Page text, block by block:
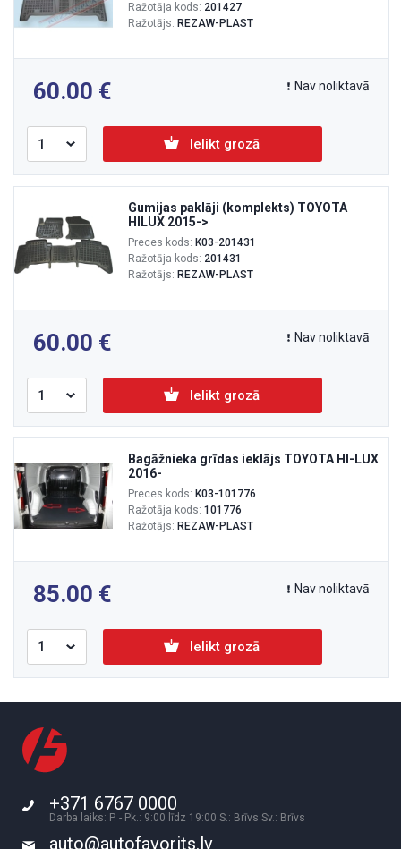
Ražotāja kods: 201427
Ražotājs: REZAW-PLAST
60.00 Nav noliktavā
Ielikt grozā
Gumijas paklāji (komplekts) TOYOTA
HILUX 2015->
Preces kods: K03-201431
Ražotāja kods: 201431
Ražotājs: REZAW-PLAST
60.00 Nav noliktavā
Ielikt grozā
Bagāžnieka grīdas ieklājs TOYOTA HI-LUX
2016-
Preces kods: K03-101776
Ražotāja kods: 101776
Ražotājs: REZAW-PLAST
85.00 Nav noliktavā
Ielikt grozā
+371 6767 0000
Darba laiks: P. - Pk.: 9:00 līdz 19:00 S.: Brīvs Sv.: Brīvs
auto@autofavorits.lv